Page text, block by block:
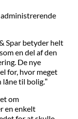
Spar betyder helt
en del af den
De nye
for, hvor meget
til bolig.”
om
en enkelt